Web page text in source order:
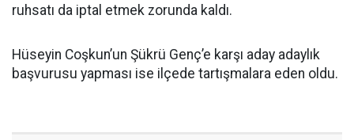
ruhsatı da iptal etmek zorunda kaldı.
Hüseyin Coşkun’un Şükrü Genç’e karşı aday adaylık
başvurusu yapması ise ilçede tartışmalara eden oldu.